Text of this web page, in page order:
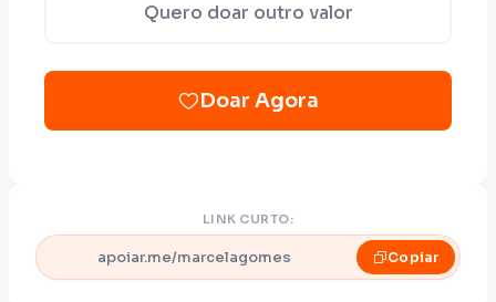
Quero doar outro valor
Doar Agora
LINK CURTO:
apoiar.me/marcelagomes Copiar